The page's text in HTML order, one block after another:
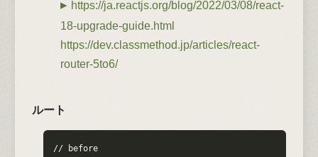
https://ja.reactjs.org/blog/2022/03/08/react-
18-upgrade-guide.html
https://dev.classmethod.jp/articles/react-
router-5to6/
ルート
// before